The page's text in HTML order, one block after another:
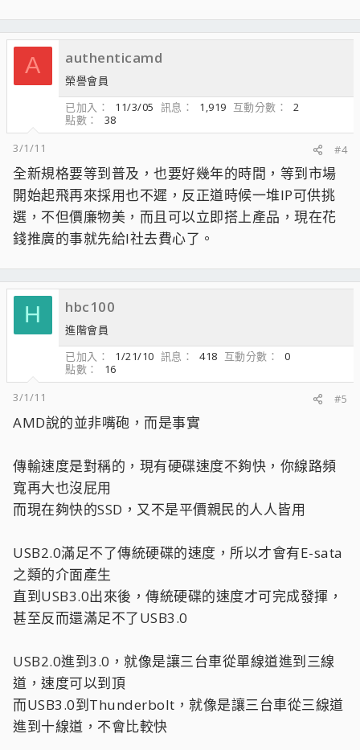
A authenticamd
榮譽會員
已加入
11/3/05 訊息 1,919 互動分數
2
點數
38
3/1/11
#4
全新規格要等到普及，也要好幾年的時間，等到市場
開始起飛再來採用也不遲，反正道時候一堆IP可供挑
選，不但價廉物美，而且可以立即搭上產品，現在花
錢推廣的事就先給I社去費心了。
H hbc100
進階會員
已加入
1/21/10 訊息 418 互動分數
0
點數
16
3/1/11
#5
AMD說的並非嘴砲，而是事實
傳輸速度是對稱的，現有硬碟速度不夠快，你線路頻
寬再大也沒屁用
而現在夠快的SSD，又不是平價親民的人人皆用
USB2.0滿足不了傳統硬碟的速度，所以才會有E-sata
之類的介面產生
直到USB3.0出來後，傳統硬碟的速度才可完成發揮，
甚至反而還滿足不了USB3.0
USB2.0進到3.0，就像是讓三台車從單線道進到三線
道，速度可以到頂
而USB3.0到Thunderbolt，就像是讓三台車從三線道
進到十線道，不會比較快